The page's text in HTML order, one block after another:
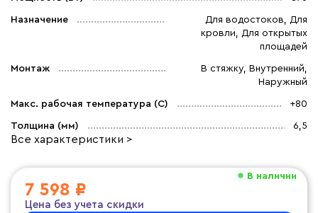
Назначение
Для водостоков, Для
кровли, Для открытых
площадей
Монтаж
В стяжку, Внутренний,
Наружный
Макс. рабочая температура (C) +80
Толщина (мм) 6,5
Все характеристики >
В наличии
7 598 ₽
Цена без учета скидки